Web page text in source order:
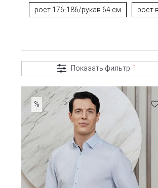
рост 176-186/рукав 64 см рост
Показать фильтр 1
%